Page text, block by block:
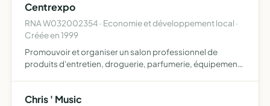
Centrexpo
RNA W032002354 · Economie et développement local ·
Créée en 1999
Promouvoir et organiser un salon professionnel de
produits d'entretien, droguerie, parfumerie, équipement
Chris ' Music